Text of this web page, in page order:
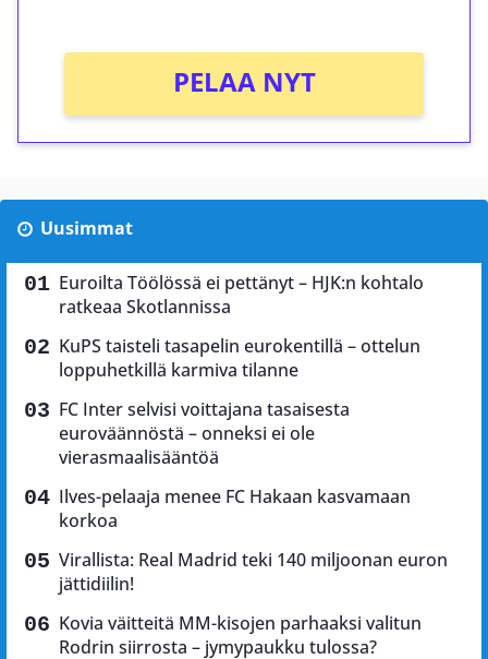
PELAA NYT
Uusimmat
Euroilta Töölössä ei pettänyt – HJK:n kohtalo
ratkeaa Skotlannissa
KuPS taisteli tasapelin eurokentillä – ottelun
loppuhetkillä karmiva tilanne
FC Inter selvisi voittajana tasaisesta
euroväännöstä – onneksi ei ole
vierasmaalisääntöä
Ilves-pelaaja menee FC Hakaan kasvamaan
korkoa
Virallista: Real Madrid teki 140 miljoonan euron
jättidiilin!
Kovia väitteitä MM-kisojen parhaaksi valitun
Rodrin siirrosta – jymypaukku tulossa?